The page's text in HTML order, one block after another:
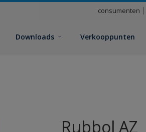
consumenten
Downloads Verkooppunten
Rubbol AZ